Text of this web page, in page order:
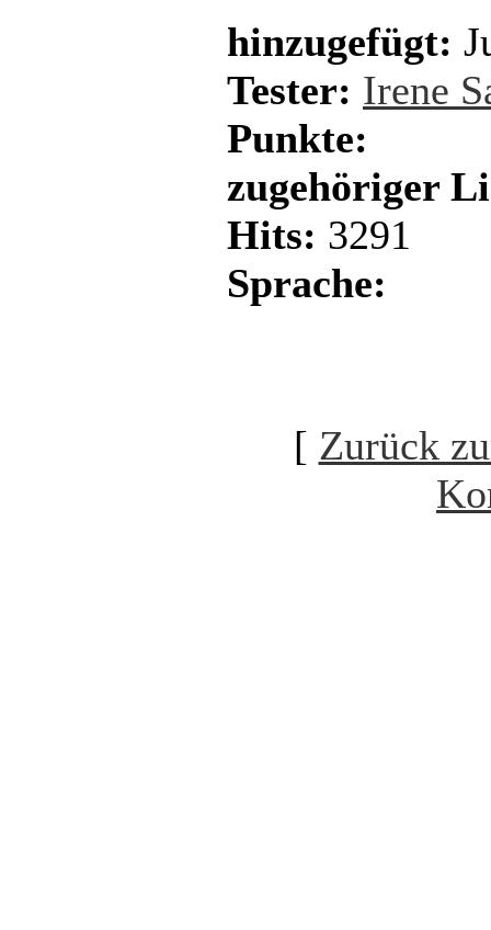
hinzugefügt:
Tester: Irene
Punkte:
zugehöriger
Hits: 3291
Sprache:
[ Zurück